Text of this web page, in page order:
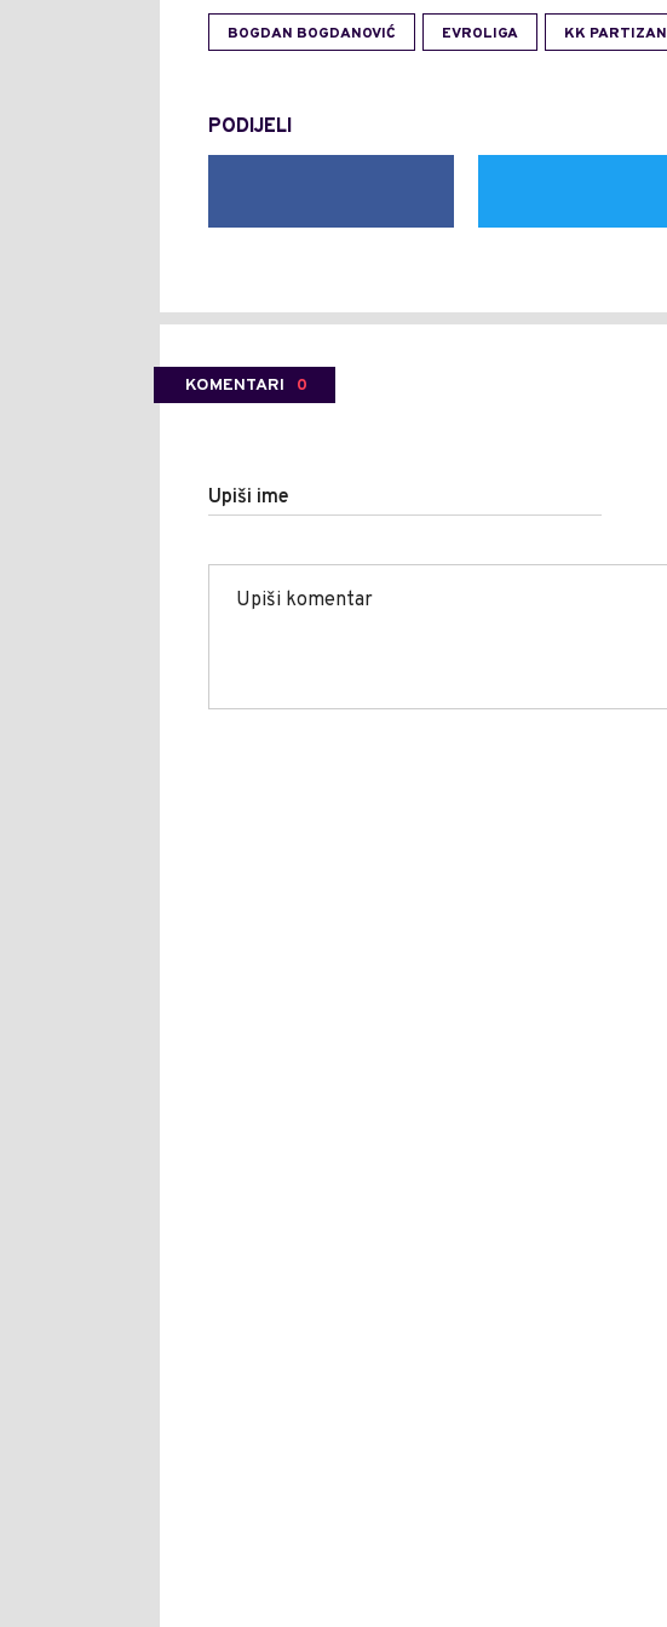
BOGDAN BOGDANOVIĆ EVROLIGA KK PARTIZAN
PODIJELI
KOMENTARI 0
Upiši ime